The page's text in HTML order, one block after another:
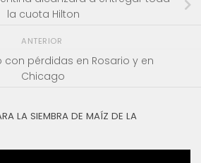
la cuota Hilton
ANTERIOR
con pérdidas en Rosario y en
Chicago
LA SIEMBRA DE MAÍZ DE LA